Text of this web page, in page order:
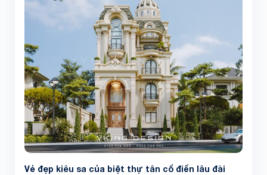
Vẻ đẹp kiêu sa của biệt thự tân cổ điển lâu đài